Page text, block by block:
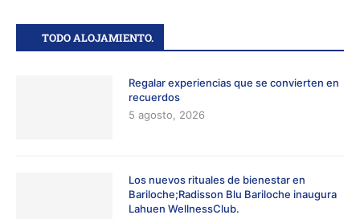
TODO ALOJAMIENTO.
Regalar experiencias que se convierten en
recuerdos
5 agosto, 2026
Los nuevos rituales de bienestar en
Bariloche;Radisson Blu Bariloche inaugura
Lahuen WellnessClub.